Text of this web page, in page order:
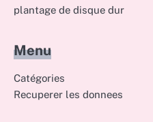
plantage de disque dur
Menu
Catégories
Recuperer les donnees